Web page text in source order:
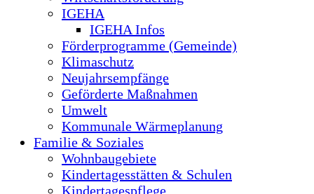
IGEHA
IGEHA Infos
Förderprogramme (Gemeinde)
Klimaschutz
Neujahrsempfänge
Geförderte Maßnahmen
Umwelt
Kommunale Wärmeplanung
Familie & Soziales
Wohnbaugebiete
Kindertagesstätten & Schulen
Kindertagespflege